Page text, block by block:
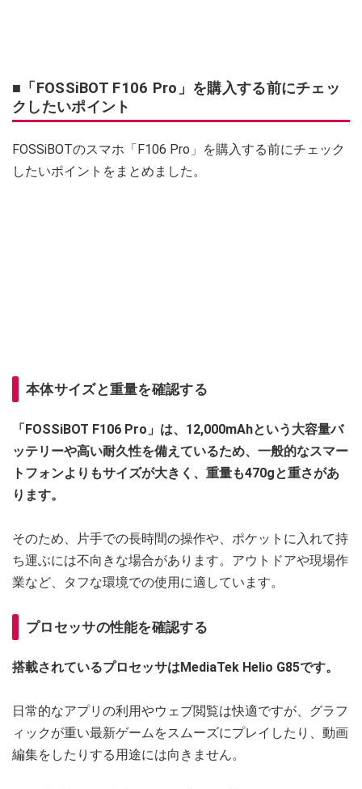
■「FOSSiBOT F106 Pro」を購入する前にチェッ
クしたいポイント
FOSSiBOTのスマホ「F106 Pro」を購入する前にチェック
したいポイントをまとめました。
本体サイズと重量を確認する
「FOSSiBOT F106 Pro」は、12,000mAhという大容量バ
ッテリーや高い耐久性を備えているため、一般的なスマー
トフォンよりもサイズが大きく、重量も470gと重さがあ
ります。
そのため、片手での長時間の操作や、ポケットに入れて持
ち運ぶには不向きな場合があります。アウトドアや現場作
業など、タフな環境での使用に適しています。
プロセッサの性能を確認する
搭載されているプロセッサはMediaTek Helio G85です。
日常的なアプリの利用やウェブ閲覧は快適ですが、グラフ
ィックが重い最新ゲームをスムーズにプレイしたり、動画
編集をしたりする用途には向きません。